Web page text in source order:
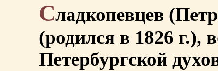
Сладкопевцев
(родился в 1826 г.),
Петербургской